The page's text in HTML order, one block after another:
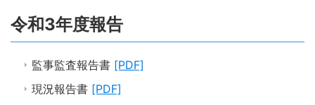
令和3年度報告
監事監査報告書 [PDF]
現況報告書 [PDF]